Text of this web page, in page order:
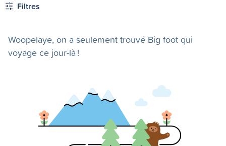
Filtres
Woopelaye, on a seulement trouvé Big foot qui
voyage ce jour-là !